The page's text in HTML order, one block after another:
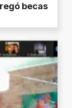
becas